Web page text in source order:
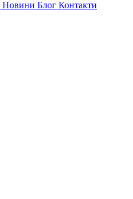
Новини Блог Контакти